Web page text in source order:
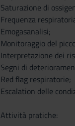
Saturazione di
Frequenza
Emogasanalisi;
Monitoraggio del
Interpretazione dei
Segni di
Red flag respiratorie;
Escalation delle
Attività pratiche: